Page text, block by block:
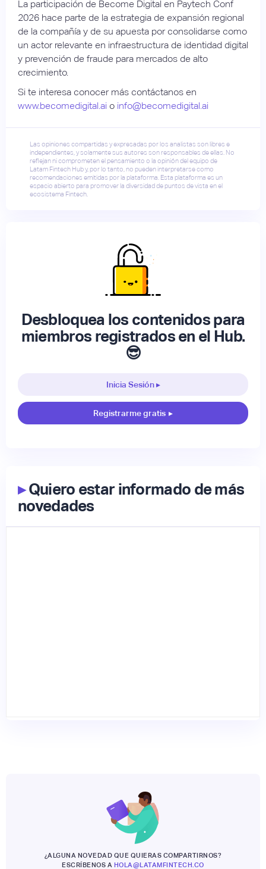
La participación de Become Digital en Paytech Conf
2026 hace parte de la estrategia de expansión regional
de la compañía y de su apuesta por consolidarse como
un actor relevante en infraestructura de identidad digital
y prevención de fraude para mercados de alto
crecimiento.
Si te interesa conocer más contáctanos en
www.becomedigital.ai o info@becomedigital.ai
Las opiniones compartidas y expresadas por los analistas son libres e
independientes, y solamente sus autores son responsables de ellas. No
reflejan ni comprometen el pensamiento o la opinión del equipo de
Latam Fintech Hub y, por lo tanto, no pueden interpretarse como
recomendaciones emitidas por la plataforma. Esta plataforma es un
espacio abierto para promover la diversidad de puntos de vista en el
ecosistema Fintech.
Desbloquea los contenidos para
miembros registrados en el Hub.
😎
Inicia Sesión ▸
Registrarme gratis ▸
▸Quiero estar informado de más
novedades
¿ALGUNA NOVEDAD QUE QUIERAS COMPARTIRNOS?
ESCRÍBENOS A HOLA@LATAMFINTECH.CO